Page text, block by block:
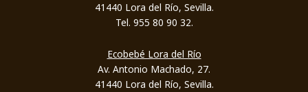
41440 Lora del Río, Sevilla.
Tel. 955 80 90 32.
Ecobebé Lora del Río
Av. Antonio Machado, 27.
41440 Lora del Río, Sevilla.